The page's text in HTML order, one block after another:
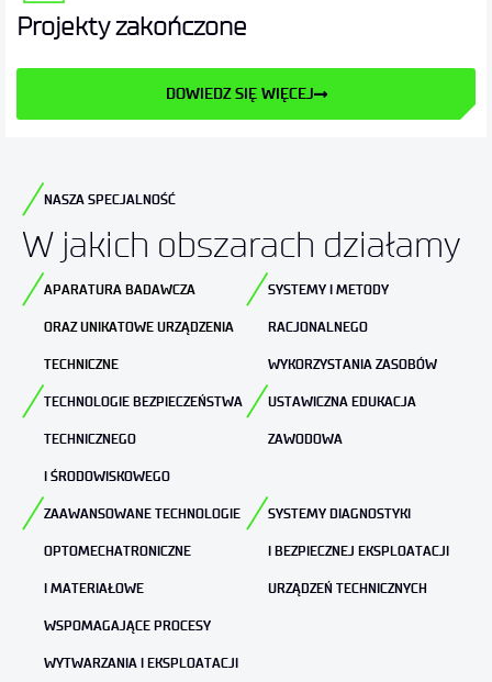
Projekty zakończone
DOWIEDZ SIĘ WIĘCEJ
NASZA SPECJALNOŚĆ
W jakich obszarach działamy
APARATURA BADAWCZA
ORAZ UNIKATOWE URZĄDZENIA
TECHNICZNE
SYSTEMY I METODY
RACJONALNEGO
WYKORZYSTANIA ZASOBÓW
TECHNOLOGIE BEZPIECZEŃSTWA
TECHNICZNEGO
I ŚRODOWISKOWEGO
USTAWICZNA EDUKACJA
ZAWODOWA
ZAAWANSOWANE TECHNOLOGIE
OPTOMECHATRONICZNE
I MATERIAŁOWE
WSPOMAGAJĄCE PROCESY
WYTWARZANIA I EKSPLOATACJI
SYSTEMY DIAGNOSTYKI
I BEZPIECZNEJ EKSPLOATACJI
URZĄDZEŃ TECHNICZNYCH